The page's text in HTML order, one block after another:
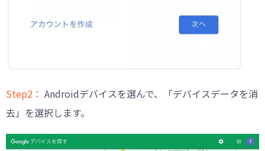
Step2： Androidデバイスを選んで、「デバイスデータを消
去」を選択します。